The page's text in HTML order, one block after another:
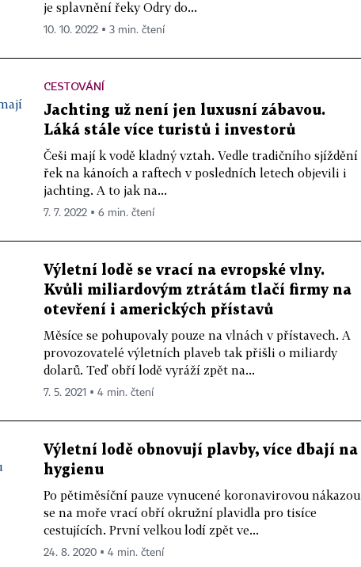
je splavnění řeky Odry do...
10. 10. 2022 ▪ 3 min. čtení
CESTOVÁNÍ
Jachting už není jen luxusní zábavou.
Láká stále více turistů i investorů
Češi mají k vodě kladný vztah. Vedle tradičního sjíždění
řek na kánoích a raftech v posledních letech objevili i
jachting. A to jak na...
7. 7. 2022 ▪ 6 min. čtení
Výletní lodě se vrací na evropské vlny.
Kvůli miliardovým ztrátám tlačí firmy na
otevření i amerických přístavů
Měsíce se pohupovaly pouze na vlnách v přístavech. A
provozovatelé výletních plaveb tak přišli o miliardy
dolarů. Teď obří lodě vyráží zpět na...
7. 5. 2021 ▪ 4 min. čtení
Výletní lodě obnovují plavby, více dbají na
hygienu
Po pětiměsíční pauze vynucené koronavirovou nákazou
se na moře vrací obří okružní plavidla pro tisíce
cestujících. První velkou lodí zpět ve...
24. 8. 2020 ▪ 4 min. čtení